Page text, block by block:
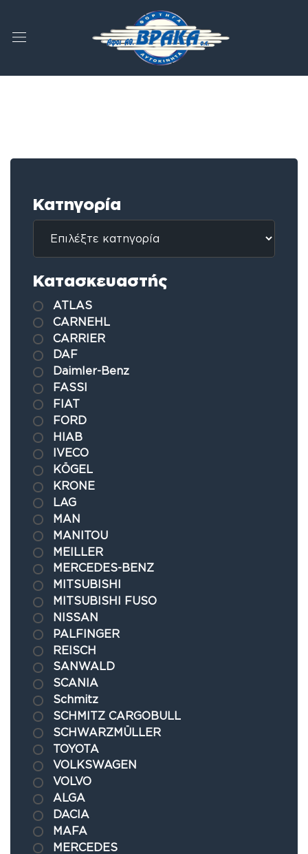
Κατηγορία
Κατασκευαστής
ATLAS
CARNEHL
CARRIER
DAF
Daimler-Benz
FASSI
FIAT
FORD
HIAB
IVECO
KÖGEL
KRONE
LAG
MAN
MANITOU
MEILLER
MERCEDES-BENZ
MITSUBISHI
MITSUBISHI FUSO
NISSAN
PALFINGER
REISCH
SANWALD
SCANIA
Schmitz
SCHMITZ CARGOBULL
SCHWARZMÜLLER
TOYOTA
VOLKSWAGEN
VOLVO
ALGA
DACIA
MAFA
MERCEDES